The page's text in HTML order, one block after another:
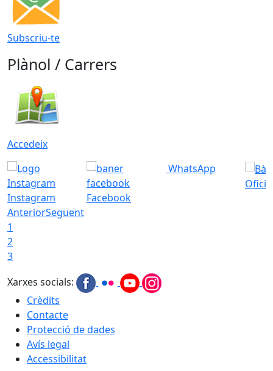
Subscriu-te
Plànol / Carrers
Accedeix
Instagram Facebook
WhatsApp
AnteriorSegüent
1
2
3
Xarxes socials:
Crèdits
Contacte
Protecció de dades
Avís legal
Accessibilitat